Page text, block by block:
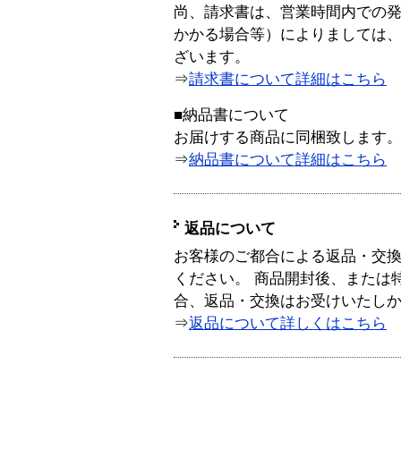
尚、請求書は、営業時間内での
かかる場合等）によりましては
ざいます。
⇒請求書について詳細はこちら
■納品書について
お届けする商品に同梱致します。
⇒納品書について詳細はこちら
返品について
お客様のご都合による返品・交
ください。 商品開封後、または
合、返品・交換はお受けいたし
⇒返品について詳しくはこちら